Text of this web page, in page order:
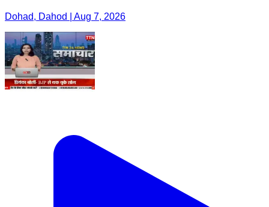
Dohad, Dahod | Aug 7, 2026